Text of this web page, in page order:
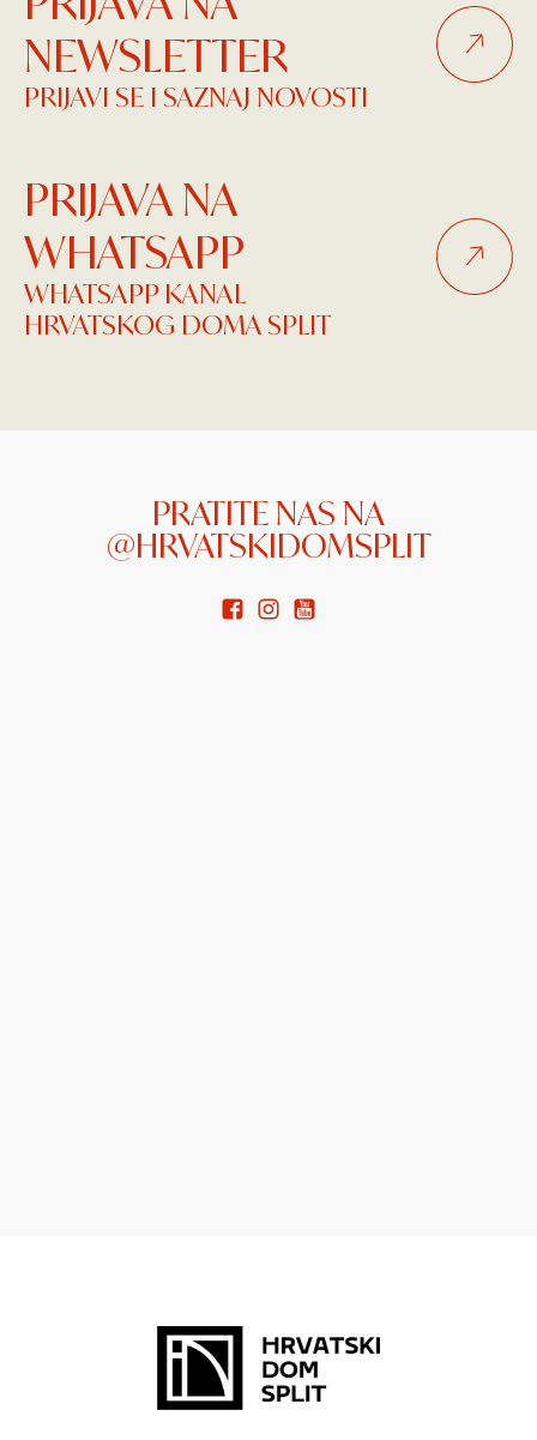
NEWSLETTER
PRIJAVI SE I SAZNAJ NOVOSTI
PRIJAVA NA
WHATSAPP
WHATSAPP KANAL
HRVATSKOG DOMA SPLIT
PRATITE NAS NA
@HRVATSKIDOMSPLIT